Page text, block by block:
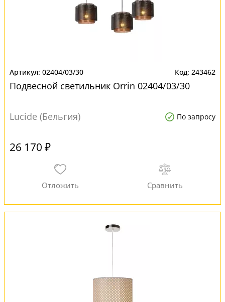
02404/03/30 243462
Подвесной светильник Orrin 02404/03/30
Lucide (Бельгия) По запросу
26 170 ₽